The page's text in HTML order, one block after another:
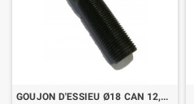
GOUJON D'ESSIEU Ø18 CAN 12,5LG 81